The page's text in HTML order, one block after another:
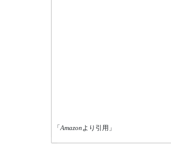
「Amazonより引用」